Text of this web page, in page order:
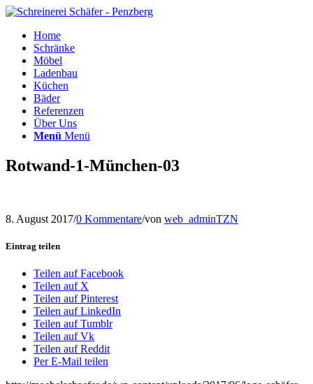
Home
Schränke
Möbel
Ladenbau
Küchen
Bäder
Referenzen
Über Uns
Menü Menü
Rotwand-1-München-03
8. August 2017/0 Kommentare/von web_adminTZN
Eintrag teilen
Teilen auf Facebook
Teilen auf X
Teilen auf Pinterest
Teilen auf LinkedIn
Teilen auf Tumblr
Teilen auf Vk
Teilen auf Reddit
Per E-Mail teilen